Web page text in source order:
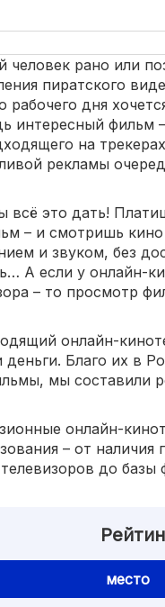
рано или
пиратского
рабочего дня
интересный фильм
на
рекламы
всё это дать!
– и смотришь
и звуком, без
А если у онлайн-
– то просмотр
онлайн-
Благо их в
мы составили
онлайн-
– от наличия
до базы
место